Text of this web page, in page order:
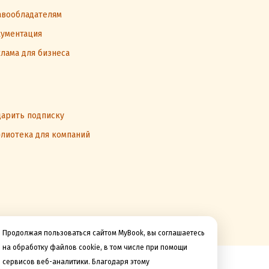
Продолжая пользоваться сайтом MyBook, вы соглашаетесь
на обработку файлов cookie, в том числе при помощи
сервисов веб-аналитики. Благодаря этому
для бизнеса
подписку
для компаний